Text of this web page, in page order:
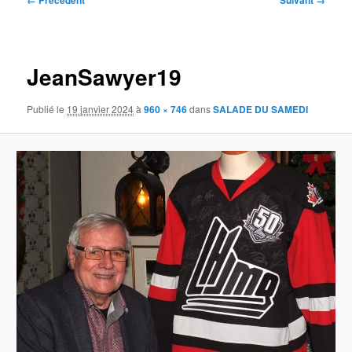
JeanSawyer19
Publié le 19 janvier 2024à960 × 746dansSALADE DU SAMEDI